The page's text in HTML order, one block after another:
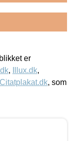
er
, Illux.dk,
Citatplakat.dk, som